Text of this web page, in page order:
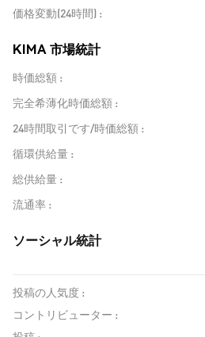
価格変動(24時間)
KIMA 市場統計
時価総額
完全希薄化時価総額
24時間取引です/時価総額
循環供給量
総供給量
流通率
ソーシャル統計
投稿の人気度 :
コントリビューター :